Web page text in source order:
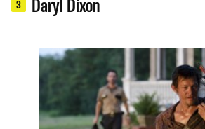
3 Daryl Dixon